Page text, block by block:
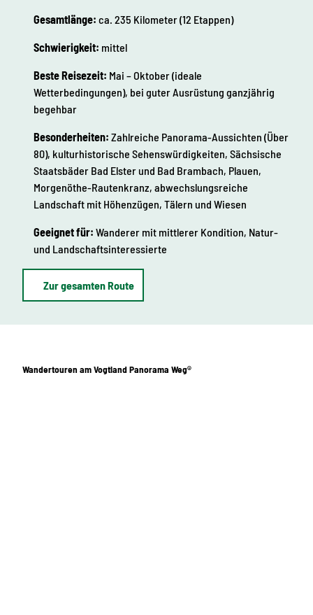
Gesamtlänge: ca. 235 Kilometer (12 Etappen)
Schwierigkeit: mittel
Beste Reisezeit: Mai – Oktober (ideale
Wetterbedingungen), bei guter Ausrüstung ganzjährig
begehbar
Besonderheiten: Zahlreiche Panorama-Aussichten (Über
80), kulturhistorische Sehenswürdigkeiten, Sächsische
Staatsbäder Bad Elster und Bad Brambach, Plauen,
Morgenöthe-Rautenkranz, abwechslungsreiche
Landschaft mit Höhenzügen, Tälern und Wiesen
Geeignet für: Wanderer mit mittlerer Kondition, Natur-
und Landschaftsinteressierte
Zur gesamten Route
Wandertouren am Vogtland Panorama Weg®